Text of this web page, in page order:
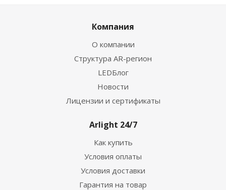
Компания
О компании
Структура AR-регион
LEDБлог
Новости
Лицензии и сертификаты
Arlight 24/7
Как купить
Условия оплаты
Условия доставки
Гарантия на товар